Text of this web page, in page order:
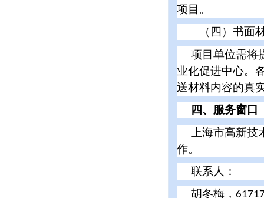
项目。
（四）书面材
项目单位需将
业化促进中心。
送材料内容的真
四、服务窗口
上海市高新
作。
联系人：
胡冬梅，